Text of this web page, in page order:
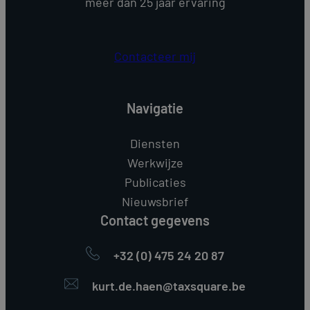
Contacteer mij
Navigatie
Diensten
Werkwijze
Publicaties
Nieuwsbrief
Contact gegevens
+32 (0) 475 24 20 87
kurt.de.haen@taxsquare.be